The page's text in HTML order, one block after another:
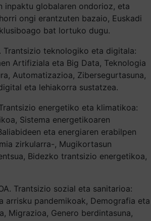
inpaktu globalaren ondorioz, eta
ongi erantzuten bazaio, Euskadi
bat lortuko dugu.
Trantsizio teknologiko eta digitala:
Artifiziala eta Big Data, Teknologia
Automatizazioa, Zibersegurtasuna,
eta lehiakorra sustatzea.
Trantsizio energetiko eta klimatikoa:
Sistema energetikoaren
eta energiaren erabilpen
zirkularra-, Mugikortasun
Bidezko trantsizio energetikoa,
Trantsizio sozial eta sanitarioa:
arrisku pandemikoak, Demografia eta
Migrazioa, Genero berdintasuna,